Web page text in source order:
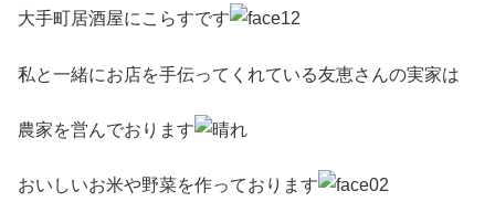
大手町居酒屋にこらすです
私と一緒にお店を手伝ってくれている友恵さんの実家は
農家を営んでおります
おいしいお米や野菜を作っております